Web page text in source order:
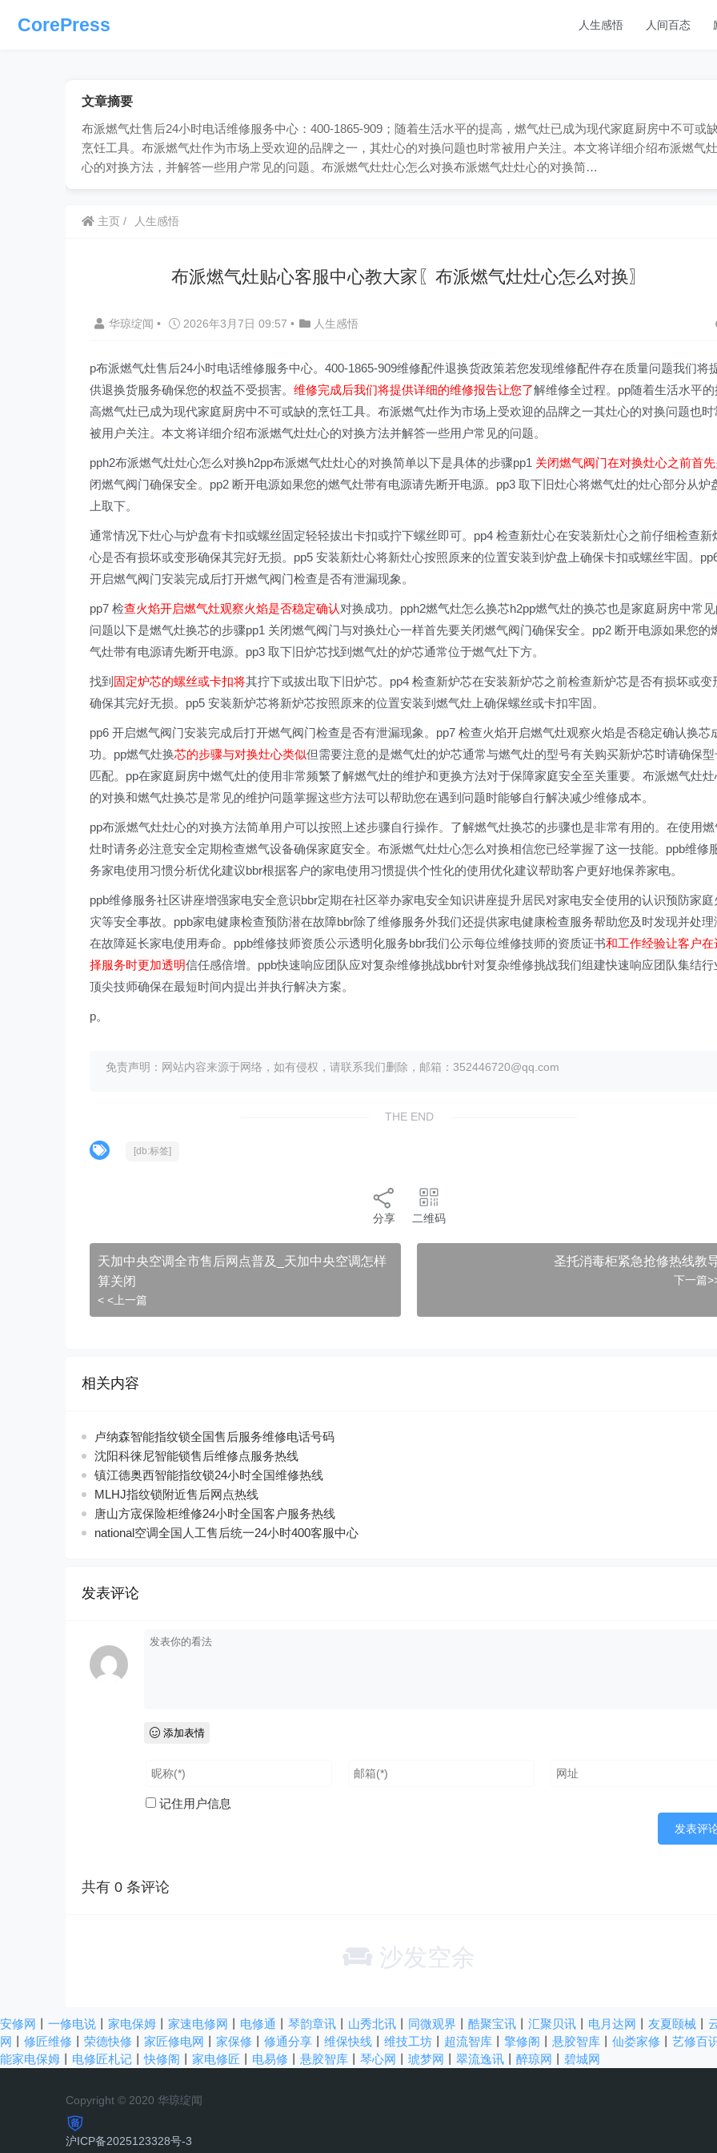
CorePress 人生感悟 人间百态
文章摘要
布派燃气灶售后24小时电话维修服务中心：400-1865-909；随着生活水平的提高，燃气灶已成为现代家庭厨房中不可或
烹饪工具。布派燃气灶作为市场上受欢迎的品牌之一，其灶心的对换问题也时常被用户关注。本文将详细介绍布派燃气
心的对换方法，并解答一些用户常见的问题。布派燃气灶灶心怎么对换布派燃气灶灶心的对换简…
主页 人生感悟
布派燃气灶贴心客服中心教大家〖布派燃气灶灶心怎么对换〗
华琼绽闻 • 2026年3月7日 09:57 • 人生感悟
p布派燃气灶售后24小时电话维修服务中心。400-1865-909维修配件退换货政策若您发现维修配件存在质量问题我们将
供退换货服务确保您的权益不受损害。 维修完成后我们将提供详细的维修报告让您了解维修全过程。pp随着生活水平的
高燃气灶已成为现代家庭厨房中不可或缺的烹饪工具。布派燃气灶作为市场上受欢迎的品牌之一其灶心的对换问题也时
被用户关注。本文将详细介绍布派燃气灶灶心的对换方法并解答一些用户常见的问题。
pph2布派燃气灶灶心怎么对换h2pp布派燃气灶灶心的对换简单以下是具体的步骤pp1 关闭燃气阀门在对换灶心之前首先
闭燃气阀门确保安全。pp2 断开电源如果您的燃气灶带有电源请先断开电源。pp3 取下旧灶心将燃气灶的灶心部分从炉
上取下。
通常情况下灶心与炉盘有卡扣或螺丝固定轻轻拔出卡扣或拧下螺丝即可。pp4 检查新灶心在安装新灶心之前仔细检查新
心是否有损坏或变形确保其完好无损。pp5 安装新灶心将新灶心按照原来的位置安装到炉盘上确保卡扣或螺丝牢固。
开启燃气阀门安装完成后打开燃气阀门检查是否有泄漏现象。
pp7 检查火焰开启燃气灶观察火焰是否稳定确认对换成功。pph2燃气灶怎么换芯h2pp燃气灶的换芯也是家庭厨房中常
问题以下是燃气灶换芯的步骤pp1 关闭燃气阀门与对换灶心一样首先要关闭燃气阀门确保安全。pp2 断开电源如果您的
气灶带有电源请先断开电源。pp3 取下旧炉芯找到燃气灶的炉芯通常位于燃气灶下方。
找到 固定炉芯的螺丝或卡扣将其拧下或拔出取下旧炉芯。pp4 检查新炉芯在安装新炉芯之前检查新炉芯是否有损坏或变
确保其完好无损。pp5 安装新炉芯将新炉芯按照原来的位置安装到燃气灶上确保螺丝或卡扣牢固。
pp6 开启燃气阀门安装完成后打开燃气阀门检查是否有泄漏现象。pp7 检查火焰开启燃气灶观察火焰是否稳定确认换芯
功。pp燃气灶换芯的步骤与对换灶心类似但需要注意的是燃气灶的炉芯通常与燃气灶的型号有关购买新炉芯时请确保型
匹配。pp在家庭厨房中燃气灶的使用非常频繁了解燃气灶的维护和更换方法对于保障家庭安全至关重要。布派燃气灶灶
的对换和燃气灶换芯是常见的维护问题掌握这些方法可以帮助您在遇到问题时能够自行解决减少维修成本。
pp布派燃气灶灶心的对换方法简单用户可以按照上述步骤自行操作。了解燃气灶换芯的步骤也是非常有用的。在使用燃
灶时请务必注意安全定期检查燃气设备确保家庭安全。布派燃气灶灶心怎么对换相信您已经掌握了这一技能。ppb维修
务家电使用习惯分析优化建议bbr根据客户的家电使用习惯提供个性化的使用优化建议帮助客户更好地保养家电。
ppb维修服务社区讲座增强家电安全意识bbr定期在社区举办家电安全知识讲座提升居民对家电安全使用的认识预防家庭
灾等安全事故。ppb家电健康检查预防潜在故障bbr除了维修服务外我们还提供家电健康检查服务帮助您及时发现并处理
在故障延长家电使用寿命。ppb维修技师资质公示透明化服务bbr我们公示每位维修技师的资质证书和工作经验让客户在
择服务时更加透明信任感倍增。ppb快速响应团队应对复杂维修挑战bbr针对复杂维修挑战我们组建快速响应团队集结行
顶尖技师确保在最短时间内提出并执行解决方案。
p。
免责声明：网站内容来源于网络，如有侵权，请联系我们删除，邮箱：352446720@qq.com
THE END
[db:标签]
分享 二维码
天加中央空调全市售后网点普及_天加中央空调怎样
算关闭
< <上一篇
圣托消毒柜紧急抢修热线教
下一篇
相关内容
卢纳森智能指纹锁全国售后服务维修电话号码
沈阳科徕尼智能锁售后维修点服务热线
镇江德奥西智能指纹锁24小时全国维修热线
MLHJ指纹锁附近售后网点热线
唐山方宬保险柜维修24小时全国客户服务热线
national空调全国人工售后统一24小时400客服中心
发表评论
添加表情
记住用户信息
共有 0 条评论
沙发空余
安修网 一修电说 家电保姆 家速电修网 电修通 琴韵章讯 山秀北讯 同微观界 酷聚宝讯 汇聚贝讯 电月达网 友夏颐械
网
修匠维修 荣德快修 家匠修电网 家保修 修通分享 维保快线 维技工坊 超流智库 擎修阁 悬胶智库 仙娄家修
艺修百
能家电保姆
电修匠札记 丨快修阁 家电修匠 电易修 悬胶智库 琴心网 琥梦网 翠流逸讯 醉琼网 碧城网
Copyright © 2020 华琼绽闻
沪ICP备2025123328号-3